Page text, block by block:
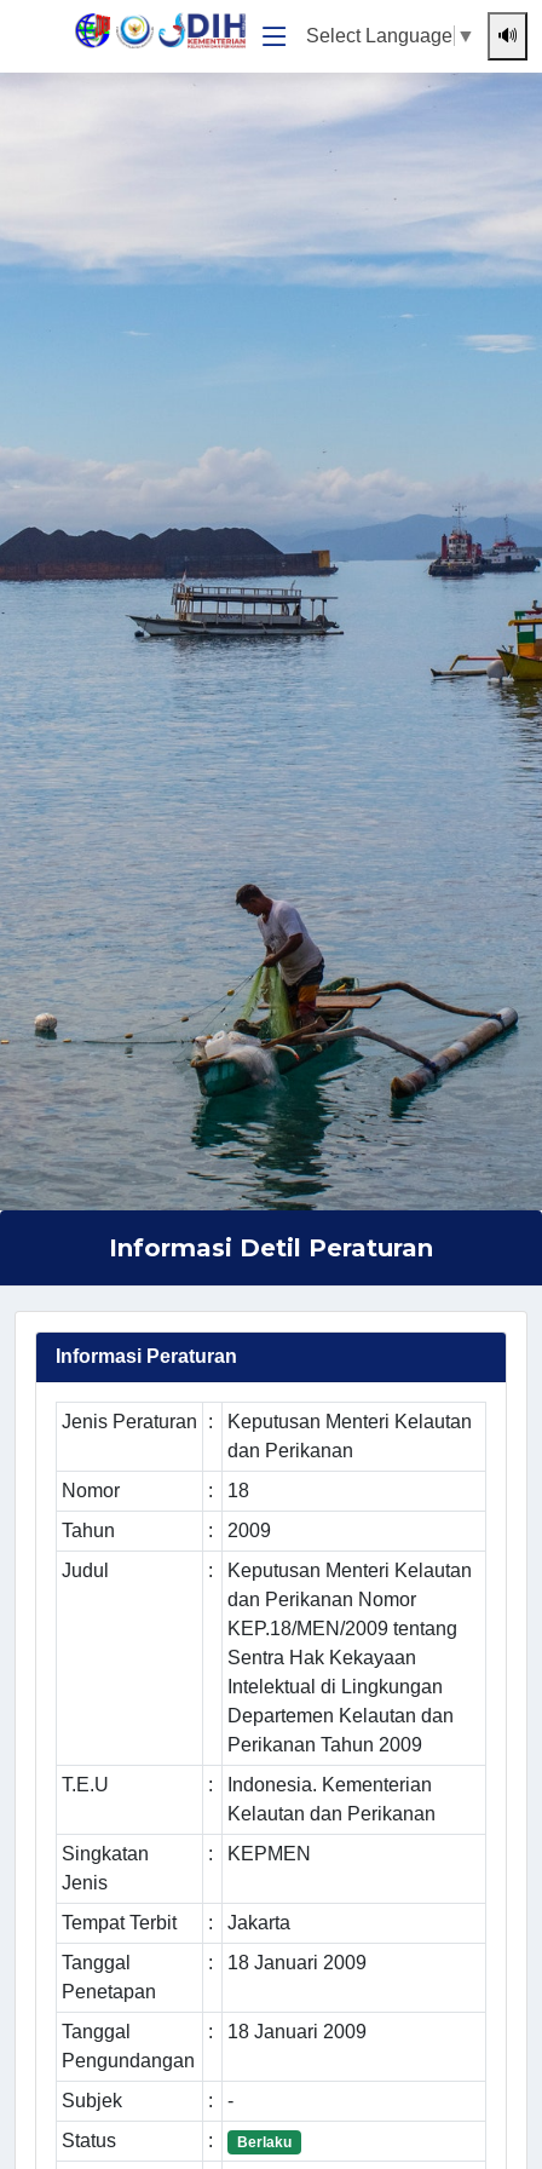
Select Language ▼ 🔊
Informasi Detil Peraturan
Informasi Peraturan
Jenis Peraturan :
Keputusan Menteri Kelautan
dan Perikanan
Nomor
:
18
Tahun
:
2009
Judul
:
Keputusan Menteri Kelautan
dan Perikanan Nomor
KEP.18/MEN/2009 tentang
Sentra Hak Kekayaan
Intelektual di Lingkungan
Departemen Kelautan dan
Perikanan Tahun 2009
T.E.U
:
Indonesia. Kementerian
Kelautan dan Perikanan
Singkatan
Jenis
: KEPMEN
Tempat Terbit :
Jakarta
Tanggal
Penetapan
: 18 Januari 2009
Tanggal
Pengundangan
: 18 Januari 2009
Subjek :
-
Status
: Berlaku